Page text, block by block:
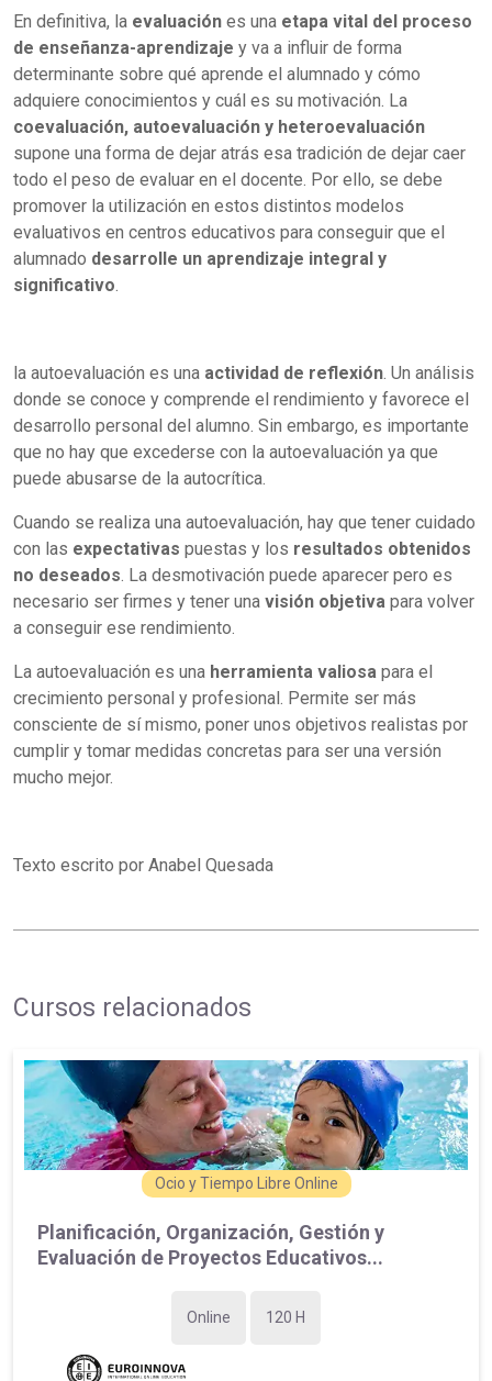
En definitiva, la evaluación es una etapa vital del proceso
de enseñanza-aprendizaje y va a influir de forma
determinante sobre qué aprende el alumnado y cómo
adquiere conocimientos y cuál es su motivación. La
coevaluación, autoevaluación y heteroevaluación
supone una forma de dejar atrás esa tradición de dejar caer
todo el peso de evaluar en el docente. Por ello, se debe
promover la utilización en estos distintos modelos
evaluativos en centros educativos para conseguir que el
alumnado desarrolle un aprendizaje integral y
significativo.
la autoevaluación es una actividad de reflexión. Un análisis
donde se conoce y comprende el rendimiento y favorece el
desarrollo personal del alumno. Sin embargo, es importante
que no hay que excederse con la autoevaluación ya que
puede abusarse de la autocrítica.
Cuando se realiza una autoevaluación, hay que tener cuidado
con las expectativas puestas y los resultados obtenidos
no deseados. La desmotivación puede aparecer pero es
necesario ser firmes y tener una visión objetiva para volver
a conseguir ese rendimiento.
La autoevaluación es una herramienta valiosa para el
crecimiento personal y profesional. Permite ser más
consciente de sí mismo, poner unos objetivos realistas por
cumplir y tomar medidas concretas para ser una versión
mucho mejor.
Texto escrito por Anabel Quesada
Cursos relacionados
Ocio y Tiempo Libre Online
Planificación, Organización, Gestión y
Evaluación de Proyectos Educativos...
Online 120 H